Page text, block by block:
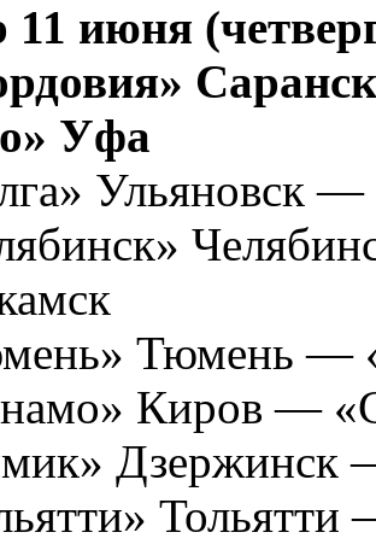
11 июня
Уфа
Ульяновск
Тюмень —
Киров —
Дзержинск